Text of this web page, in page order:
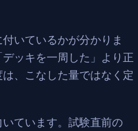
いているかが分かりま
ッキを一周した」より正
、こなした量ではなく定
ています。試験直前の